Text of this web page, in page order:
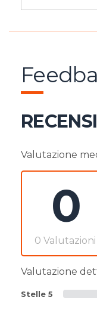
Valutazione
0
0 Valutazioni
Valutazione
Stelle 5